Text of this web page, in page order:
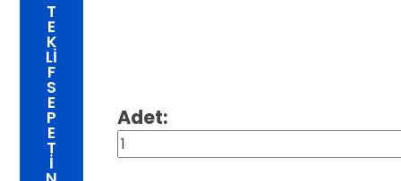
DKT100DT
DEPOLU
T
E
K
LI
F
S
E
P
E
T
I